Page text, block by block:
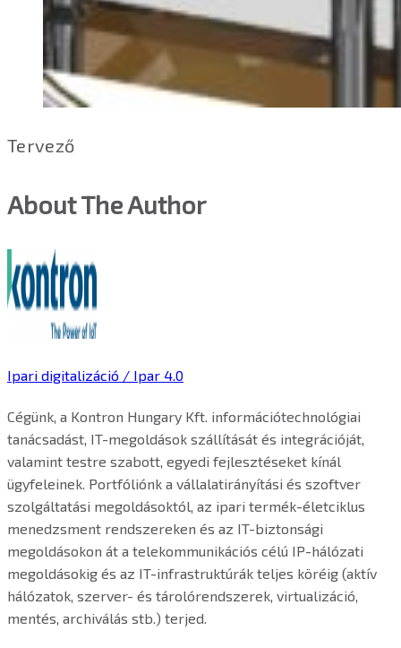
Tervező
About The Author
Ipari digitalizáció / Ipar 4.0
Cégünk, a Kontron Hungary Kft. információtechnológiai
tanácsadást, IT-megoldások szállítását és integrációját,
valamint testre szabott, egyedi fejlesztéseket kínál
ügyfeleinek. Portfóliónk a vállalatirányítási és szoftver
szolgáltatási megoldásoktól, az ipari termék-életciklus
menedzsment rendszereken és az IT-biztonsági
megoldásokon át a telekommunikációs célú IP-hálózati
megoldásokig és az IT-infrastruktúrák teljes köréig (aktív
hálózatok, szerver- és tárolórendszerek, virtualizáció,
mentés, archiválás stb.) terjed.